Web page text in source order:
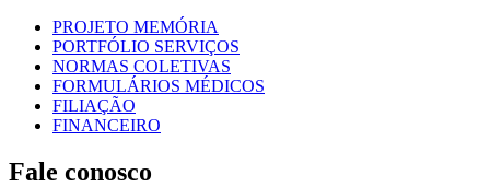
PROJETO MEMÓRIA
PORTFÓLIO SERVIÇOS
NORMAS COLETIVAS
FORMULÁRIOS MÉDICOS
FILIAÇÃO
FINANCEIRO
Fale conosco